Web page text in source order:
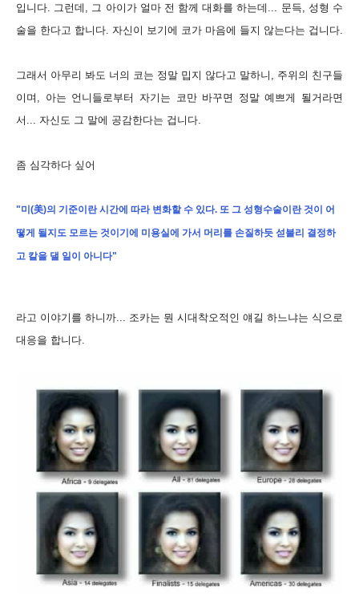
입니다. 그런데, 그 아이가 얼마 전 함께 대화를 하는데... 문득, 성형 수
술을 한다고 합니다. 자신이 보기에 코가 마음에 들지 않는다는 겁니다.
그래서 아무리 봐도 너의 코는 정말 밉지 않다고 말하니, 주위의 친구들
이며, 아는 언니들로부터 자기는 코만 바꾸면 정말 예쁘게 될거라면
서... 자신도 그 말에 공감한다는 겁니다.
좀 심각하다 싶어
"미(美)의 기준이란 시간에 따라 변화할 수 있다. 또 그 성형수술이란 것이 어
떻게 될지도 모르는 것이기에 미용실에 가서 머리를 손질하듯 섣불리 결정하
고 칼을 댈 일이 아니다"
라고 이야기를 하니까... 조카는 뭔 시대착오적인 얘길 하느냐는 식으로
대응을 합니다.